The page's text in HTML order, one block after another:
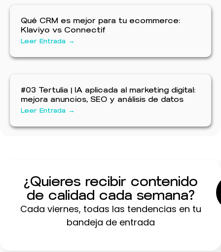
Qué CRM es mejor para tu ecommerce:
Klaviyo vs Connectif
Leer Entrada →
#03 Tertulia | IA aplicada al marketing digital:
mejora anuncios, SEO y análisis de datos
Leer Entrada →
¿Quieres recibir contenido
de calidad cada semana?
Cada viernes, todas las tendencias en tu
bandeja de entrada